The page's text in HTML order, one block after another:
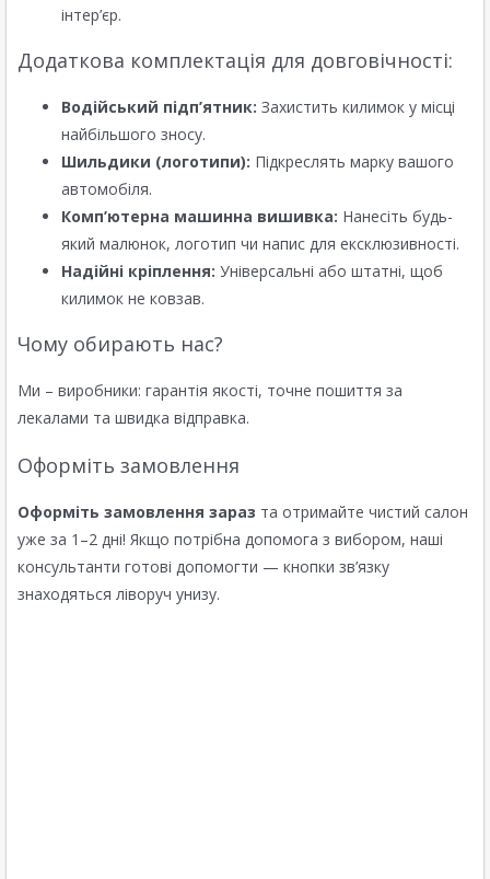
інтер’єр.
Додаткова комплектація для довговічності:
Водійський підп’ятник: Захистить килимок у місці
найбільшого зносу.
Шильдики (логотипи): Підкреслять марку вашого
автомобіля.
Комп’ютерна машинна вишивка: Нанесіть будь-
який малюнок, логотип чи напис для ексклюзивності.
Надійні кріплення: Універсальні або штатні, щоб
килимок не ковзав.
Чому обирають нас?
Ми – виробники: гарантія якості, точне пошиття за
лекалами та швидка відправка.
Оформіть замовлення
Оформіть замовлення зараз та отримайте чистий салон
уже за 1–2 дні! Якщо потрібна допомога з вибором, наші
консультанти готові допомогти — кнопки зв’язку
знаходяться ліворуч унизу.